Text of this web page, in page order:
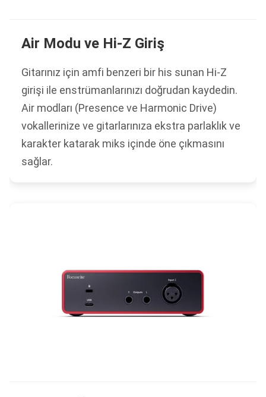
Air Modu ve Hi-Z Giriş
Gitarınız için amfi benzeri bir his sunan Hi-Z
girişi ile enstrümanlarınızı doğrudan kaydedin.
Air modları (Presence ve Harmonic Drive)
vokallerinize ve gitarlarınıza ekstra parlaklık ve
karakter katarak miks içinde öne çıkmasını
sağlar.